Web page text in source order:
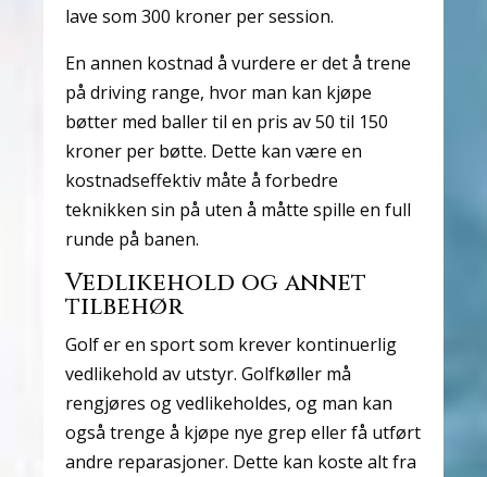
lave som 300 kroner per session.
En annen kostnad å vurdere er det å trene
på driving range, hvor man kan kjøpe
bøtter med baller til en pris av 50 til 150
kroner per bøtte. Dette kan være en
kostnadseffektiv måte å forbedre
teknikken sin på uten å måtte spille en full
runde på banen.
Vedlikehold og annet
tilbehør
Golf er en sport som krever kontinuerlig
vedlikehold av utstyr. Golfkøller må
rengjøres og vedlikeholdes, og man kan
også trenge å kjøpe nye grep eller få utført
andre reparasjoner. Dette kan koste alt fra